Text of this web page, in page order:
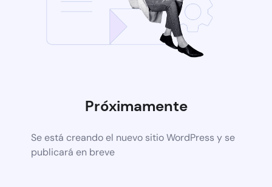
Próximamente
Se está creando el nuevo sitio WordPress y se
publicará en breve